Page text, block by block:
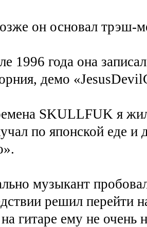
он основал трэш-
1996 года она
демо
SKULLFUK я
по японской еде и
музыкант
решил перейти
гитаре ему не очень